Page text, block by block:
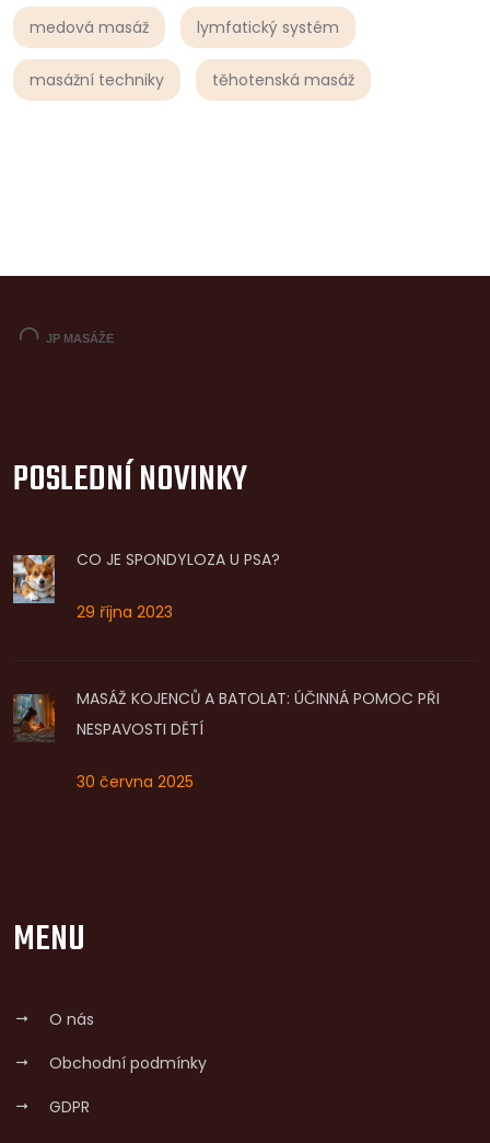
medová masáž lymfatický systém
masážní techniky těhotenská masáž
POSLEDNÍ NOVINKY
CO JE SPONDYLOZA U PSA?
29 října 2023
MASÁŽ KOJENCŮ A BATOLAT: ÚČINNÁ POMOC PŘI
NESPAVOSTI DĚTÍ
30 června 2025
MENU
O nás
Obchodní podmínky
GDPR